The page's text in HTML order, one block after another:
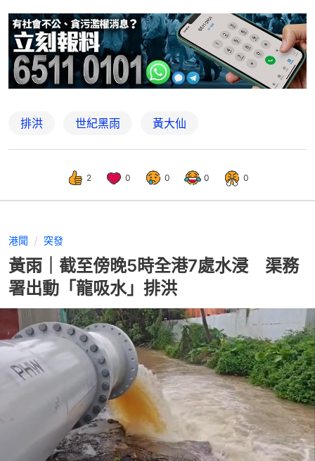
排洪 世紀黑雨 黃大仙
2 0 0 0 0
港聞 突發
黃雨｜截至傍晚5時全港7處水浸 渠務
署出動「龍吸水」排洪